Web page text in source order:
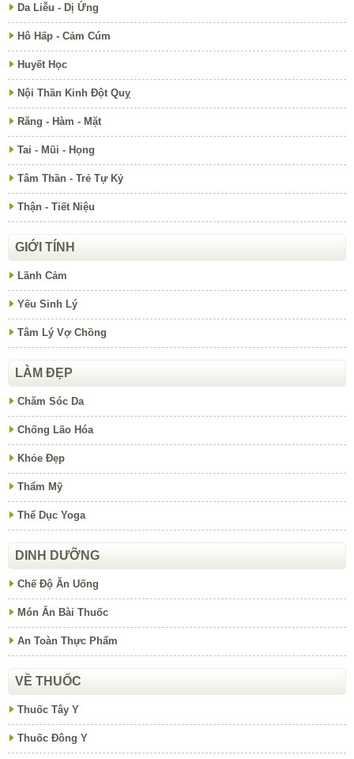
Da Liễu - Dị Ứng
Hô Hấp - Cảm Cúm
Huyết Học
Nội Thần Kinh Đột Quỵ
Răng - Hàm - Mặt
Tai - Mũi - Họng
Tâm Thần - Trẻ Tự Kỷ
Thận - Tiết Niệu
GIỚI TÍNH
Lãnh Cảm
Yếu Sinh Lý
Tâm Lý Vợ Chồng
LÀM ĐẸP
Chăm Sóc Da
Chống Lão Hóa
Khỏe Đẹp
Thẩm Mỹ
Thể Dục Yoga
DINH DƯỠNG
Chế Độ Ăn Uống
Món Ăn Bài Thuốc
An Toàn Thực Phẩm
VỀ THUỐC
Thuốc Tây Y
Thuốc Đông Y